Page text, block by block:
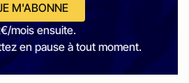
M'ABONNE
mois ensuite.
en pause à tout moment.